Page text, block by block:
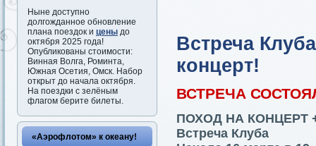
Ныне доступно
долгожданное обновление
плана поездок и цены до
октября 2025 года!
Опубликованы стоимости:
Винная Волга, Роминта,
Южная Осетия, Омск. Набор
открыт до начала октября.
На поездки с зелёным
флагом берите билеты.
«Аэрофлотом» к океану!
Встреча
концерт!
ВСТРЕЧА
ПОХОД НА КОНЦЕРТ
Встреча Клуба